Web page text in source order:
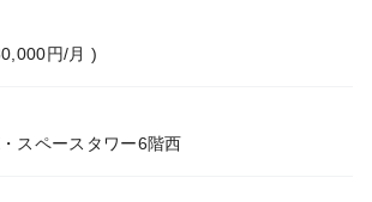
円/月 )
スペースタワー6階西